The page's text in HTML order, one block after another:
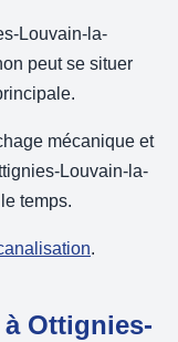
Louvain-la-
peut se situer
mécanique et
Louvain-la-
temps.
.
Ottignies-